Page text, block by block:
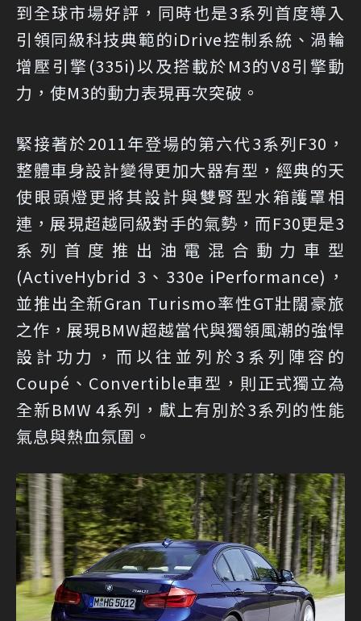
到全球市場好評，同時也是3系列首度導入
引領同級科技典範的iDrive控制系統、渦輪
增壓引擎(335i)以及搭載於M3的V8引擎動
力，使M3的動力表現再次突破。
緊接著於2011年登場的第六代3系列F30，
整體車身設計變得更加大器有型，經典的天
使眼頭燈更將其設計與雙腎型水箱護罩相
連，展現超越同級對手的氣勢，而F30更是3
系列首度推出油電混合動力車型
(ActiveHybrid 3、330e iPerformance)，
並推出全新Gran Turismo率性GT壯闊豪旅
之作，展現BMW超越當代與獨領風潮的強悍
設計功力，而以往並列於3系列陣容的
Coupé、Convertible車型，則正式獨立為
全新BMW 4系列，獻上有別於3系列的性能
氣息與熱血氛圍。